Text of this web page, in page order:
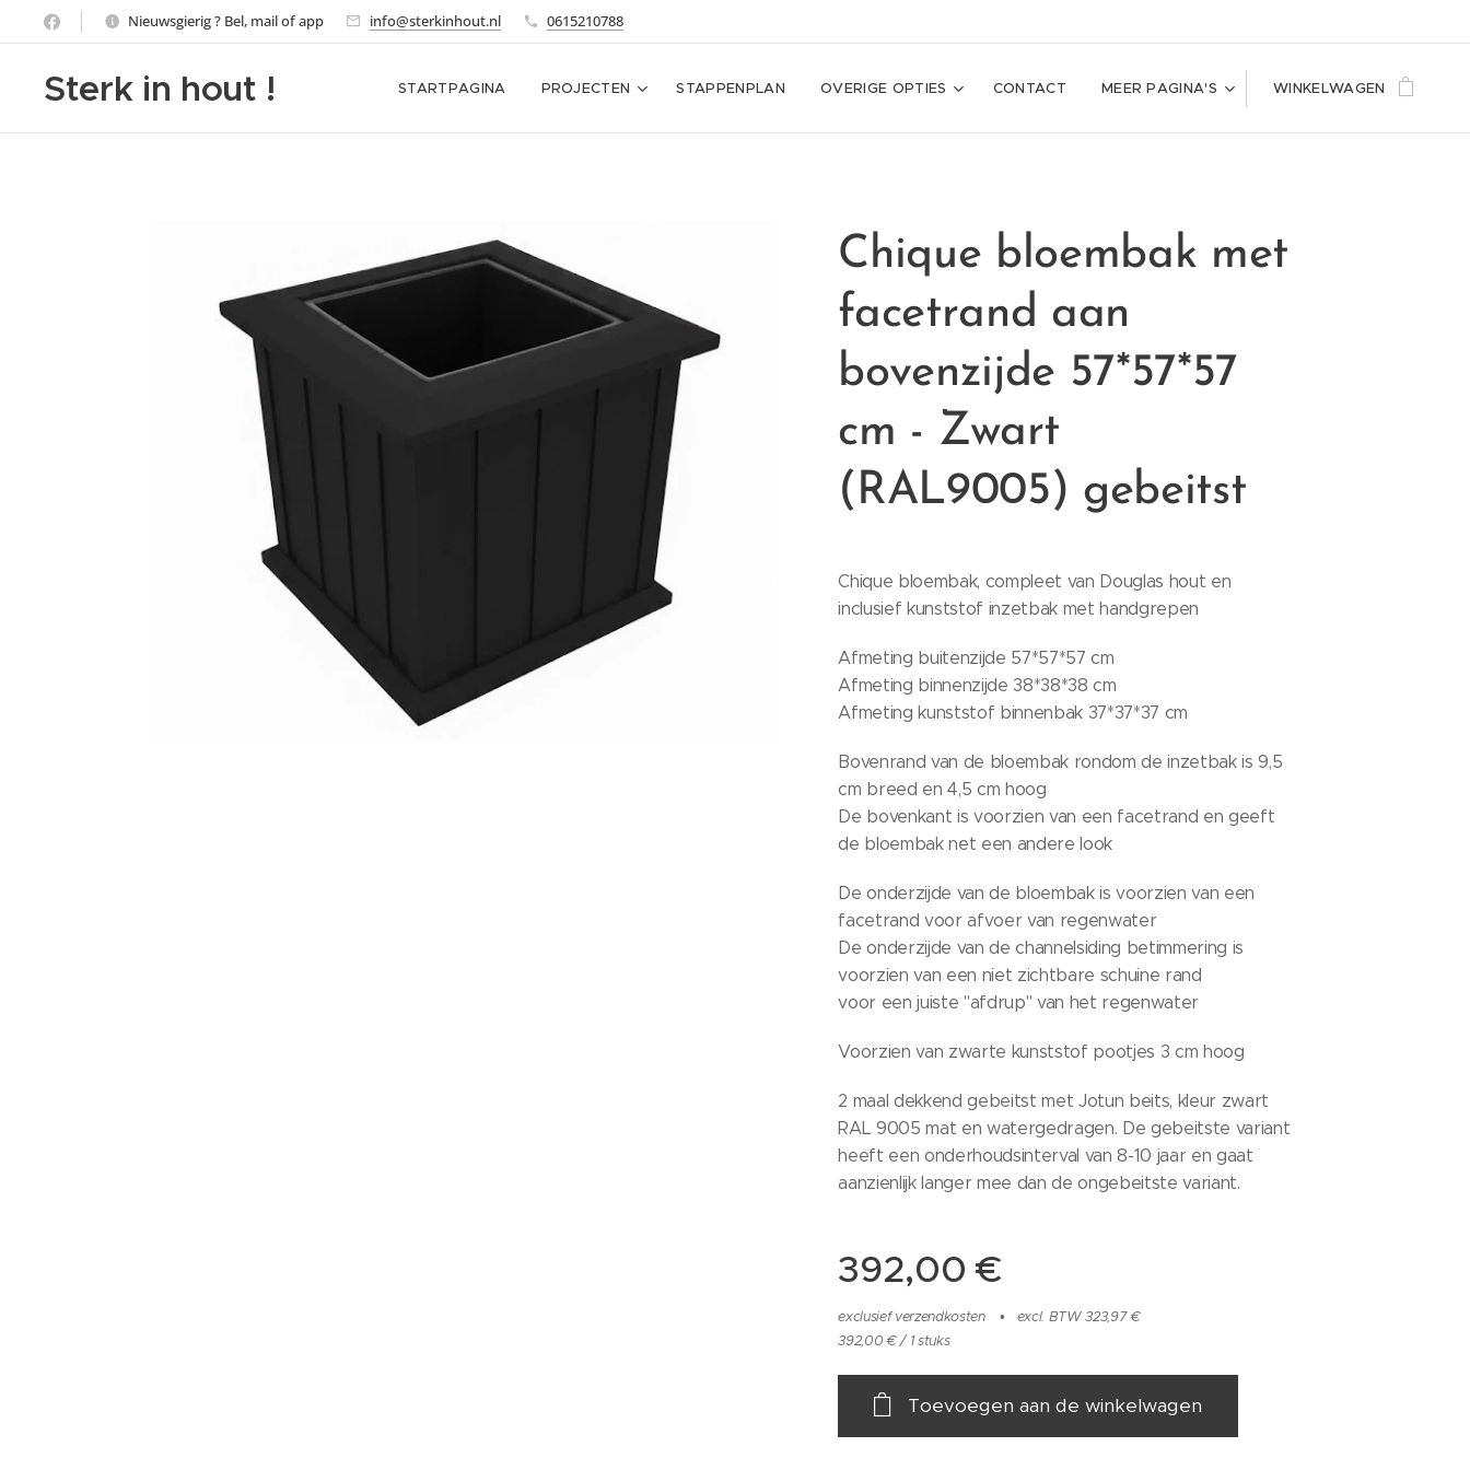
Nieuwsgierig ? Bel, mail of app info@sterkinhout.nl 0615210788
Sterk in hout ! STARTPAGINA PROJECTEN STAPPENPLAN OVERIGE OPTIES CONTACT MEER PAGINA'S WINKELWAGEN
Chique bloembak met
facetrand aan
bovenzijde 57*57*57
cm - Zwart
(RAL9005) gebeitst
Chique bloembak, compleet van Douglas hout en
inclusief kunststof inzetbak met handgrepen
Afmeting buitenzijde 57*57*57 cm
Afmeting binnenzijde 38*38*38 cm
Afmeting kunststof binnenbak 37*37*37 cm
Bovenrand van de bloembak rondom de inzetbak is 9,5
cm breed en 4,5 cm hoog
De bovenkant is voorzien van een facetrand en geeft
de bloembak net een andere look
De onderzijde van de bloembak is voorzien van een
facetrand voor afvoer van regenwater
De onderzijde van de channelsiding betimmering is
voorzien van een niet zichtbare schuine rand
voor een juiste "afdrup" van het regenwater
Voorzien van zwarte kunststof pootjes 3 cm hoog
2 maal dekkend gebeitst met Jotun beits, kleur zwart
RAL 9005 mat en watergedragen. De gebeitste variant
heeft een onderhoudsinterval van 8-10 jaar en gaat
aanzienlijk langer mee dan de ongebeitste variant.
392,00 €
exclusief verzendkosten
excl. BTW 323,97 €
392,00 € / 1 stuks
Toevoegen aan de winkelwagen